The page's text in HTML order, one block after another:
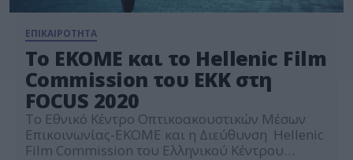
ΕΠΙΚΑΙΡΟΤΗΤΑ
Το ΕΚΟΜΕ και το Hellenic Film
Commission του ΕΚΚ στη
FOCUS 2020
Το Εθνικό Κέντρο Οπτικοακουστικών Μέσων
Επικοινωνίας-ΕΚΟΜΕ και η Διεύθυνση Hellenic
Film Commission του Ελληνικού Κέντρου